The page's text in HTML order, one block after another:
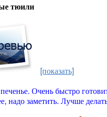
тюили
[показать]
Очень быстро
надо заметить. Лучше